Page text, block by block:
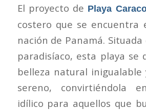
El proyecto de Playa
costero que se encuentra
nación de Panamá.
paradisíaco, esta playa se
belleza natural inigualable
sereno, convirtiéndola
idílico para aquellos que